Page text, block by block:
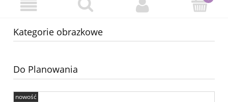
Kategorie obrazkowe
Do Planowania
nowość